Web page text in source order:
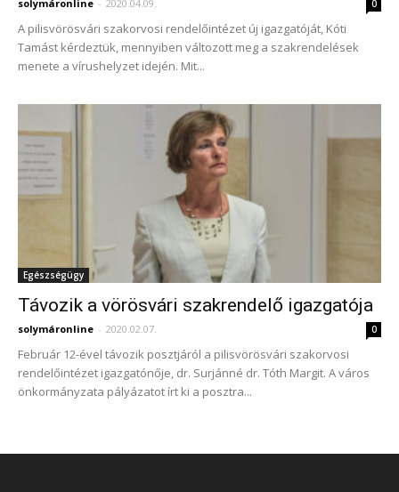
solymáronline - 2020.04.09. 0
A pilisvörösvári szakorvosi rendelőintézet új igazgatóját, Kóti
Tamást kérdeztük, mennyiben változott meg a szakrendelések
menete a vírushelyzet idején. Mit...
Egészségügy
Távozik a vörösvári szakrendelő igazgatója
solymáronline - 2020.02.07. 0
Február 12-ével távozik posztjáról a pilisvörösvári szakorvosi
rendelőintézet igazgatónője, dr. Surjánné dr. Tóth Margit. A város
önkormányzata pályázatot írt ki a posztra...